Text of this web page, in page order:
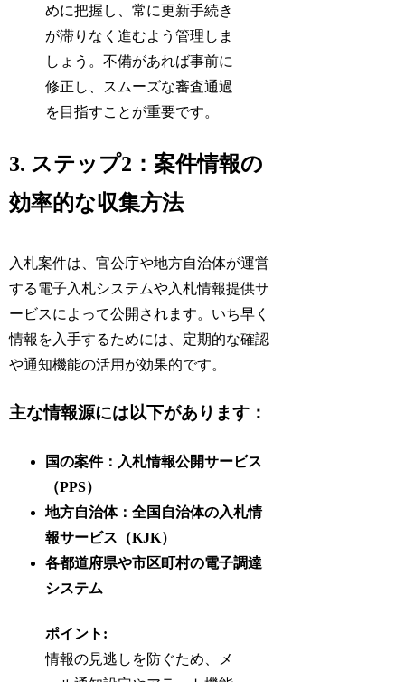
めに把握し、常に更新手続き
が滞りなく進むよう管理しま
しょう。不備があれば事前に
修正し、スムーズな審査通過
を目指すことが重要です。
3. ステップ2：案件情報の
効率的な収集方法
入札案件は、官公庁や地方自治体が運営
する電子入札システムや入札情報提供サ
ービスによって公開されます。いち早く
情報を入手するためには、定期的な確認
や通知機能の活用が効果的です。
主な情報源には以下があります：
国の案件：入札情報公開サービス
（PPS）
地方自治体：全国自治体の入札情
報サービス（KJK）
各都道府県や市区町村の電子調達
システム
ポイント:
情報の見逃しを防ぐため、メ